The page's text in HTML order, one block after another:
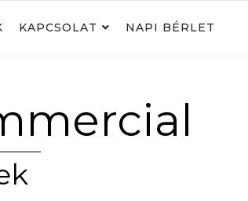
KAPCSOLAT NAPI BÉRLET